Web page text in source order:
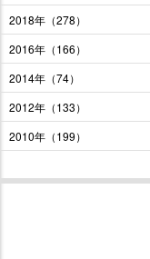
2018年（278）
2016年（166）
2014年（74）
2012年（133）
2010年（199）